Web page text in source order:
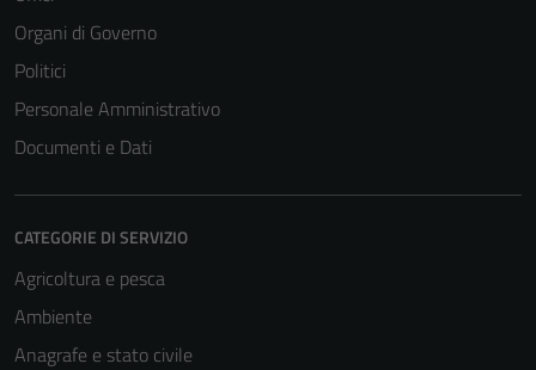
Organi di Governo
Politici
Personale Amministrativo
Documenti e Dati
CATEGORIE DI SERVIZIO
Agricoltura e pesca
Ambiente
Anagrafe e stato civile